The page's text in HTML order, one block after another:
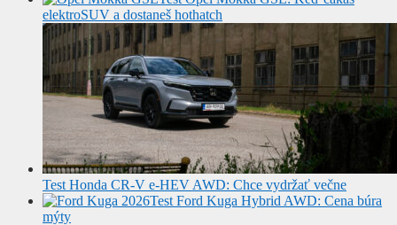
elektroSUV a dostaneš hothatch
Test Honda CR-V e-HEV AWD: Chce vydržať večne
Test Ford Kuga Hybrid AWD: Cena búra
mýty